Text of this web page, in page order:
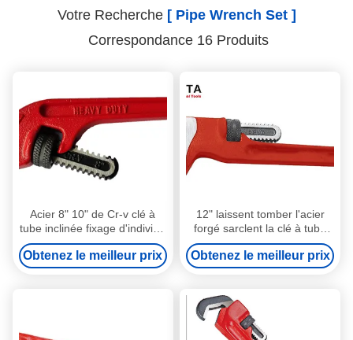
Votre Recherche [ Pipe Wrench Set ]
Correspondance 16 Produits
Acier 8" 10" de Cr-v clé à
tube inclinée fixage d'individu
de compensation de 45
degrés
Obtenez le meilleur prix
12" laissent tomber l'acier
forgé sarclent la clé à tube
pour le fixage carré d'individu
lisse et édenté
Obtenez le meilleur prix